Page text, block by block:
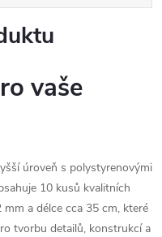
vaše
úroveň s polystyrenovými
10 kusů kvalitních
a délce cca 35 cm, které
tvorbu detailů, konstrukcí a